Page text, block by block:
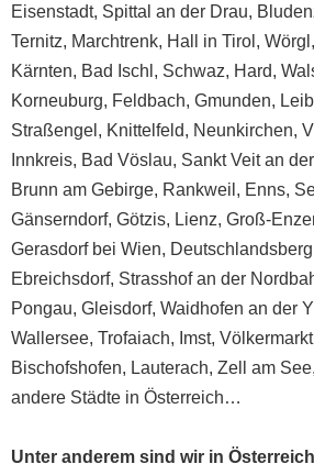
Eisenstadt, Spittal an der Drau,
Ternitz, Marchtrenk, Hall in Tirol , Wörgl
Kärnten, Bad Ischl, Schwaz, Hard,
Korneuburg, Feldbach, Gmunden,
Straßengel, Knittelfeld, Neunkirchen,
Innkreis, Bad Vöslau, Sankt Veit an
Brunn am Gebirge, Rankweil, Enns,
Gänserndorf, Götzis, Lienz, Groß-
Gerasdorf bei Wien,
Ebreichsdorf, Strasshof an der
Pongau, Gleisdorf, Waidhofen an der
Wallersee, Trofaiach, Imst,
Bischofshofen, Lauterach, Zell am
andere Städte in Österreich…
Unter anderem sind wir in